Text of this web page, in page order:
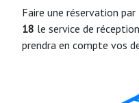
Faire une réservation
18 le service de
prendra en compte vos